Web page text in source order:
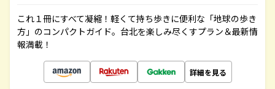
これ１冊にすべて凝縮！軽くて持ち歩きに便利な「地球の歩き
方」のコンパクトガイド。台北を楽しみ尽くすプラン＆最新情
報満載！
詳細を見る